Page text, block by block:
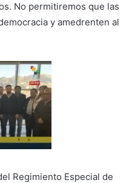
No permitiremos que las
y amedrenten al
Regimiento Especial de